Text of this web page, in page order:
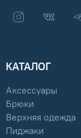
КАТАЛОГ
Аксессуары
Брюки
Верхняя одежда
Пиджаки